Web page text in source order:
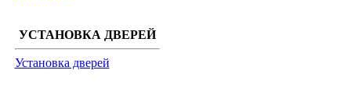
УСТАНОВКА ДВЕРЕЙ
Установка дверей